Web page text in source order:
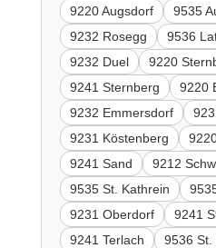
9220 Augsdorf
9535
9232 Rosegg
9536
9232 Duel
9220
9241 Sternberg
9220
9232 Emmersdorf
9231 Köstenberg
9241 Sand
9212
9535 St. Kathrein
9231 Oberdorf
9241
9241 Terlach
9536 St.